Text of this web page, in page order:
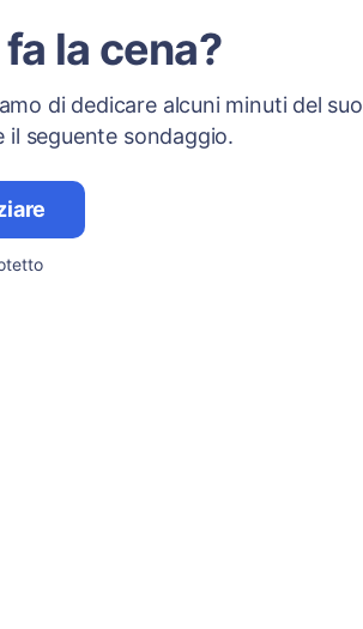
la cena?
di dedicare alcuni minuti del suo
seguente sondaggio.